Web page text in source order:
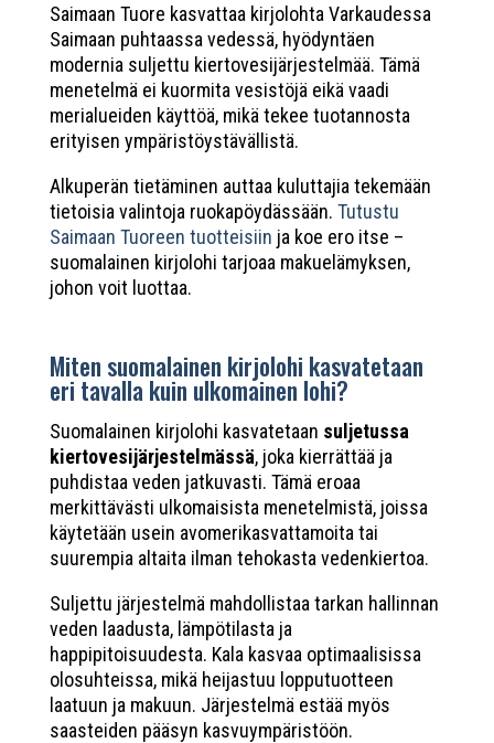
Saimaan Tuore kasvattaa kirjolohta Varkaudessa
Saimaan puhtaassa vedessä, hyödyntäen
modernia suljettu kiertovesijärjestelmää. Tämä
menetelmä ei kuormita vesistöjä eikä vaadi
merialueiden käyttöä, mikä tekee tuotannosta
erityisen ympäristöystävällistä.
Alkuperän tietäminen auttaa kuluttajia tekemään
tietoisia valintoja ruokapöydässään. Tutustu
Saimaan Tuoreen tuotteisiin ja koe ero itse –
suomalainen kirjolohi tarjoaa makuelämyksen,
johon voit luottaa.
Miten suomalainen kirjolohi kasvatetaan
eri tavalla kuin ulkomainen lohi?
Suomalainen kirjolohi kasvatetaan suljetussa
kiertovesijärjestelmässä, joka kierrättää ja
puhdistaa veden jatkuvasti. Tämä eroaa
merkittävästi ulkomaisista menetelmistä, joissa
käytetään usein avomerikasvattamoita tai
suurempia altaita ilman tehokasta vedenkiertoa.
Suljettu järjestelmä mahdollistaa tarkan hallinnan
veden laadusta, lämpötilasta ja
happipitoisuudesta. Kala kasvaa optimaalisissa
olosuhteissa, mikä heijastuu lopputuotteen
laatuun ja makuun. Järjestelmä estää myös
saasteiden pääsyn kasvuympäristöön.